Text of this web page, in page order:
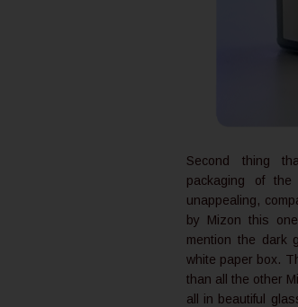
Second thing
packaging of
unappealing,
by Mizon this
mention the dark
white paper box.
than all the other
all in beautiful